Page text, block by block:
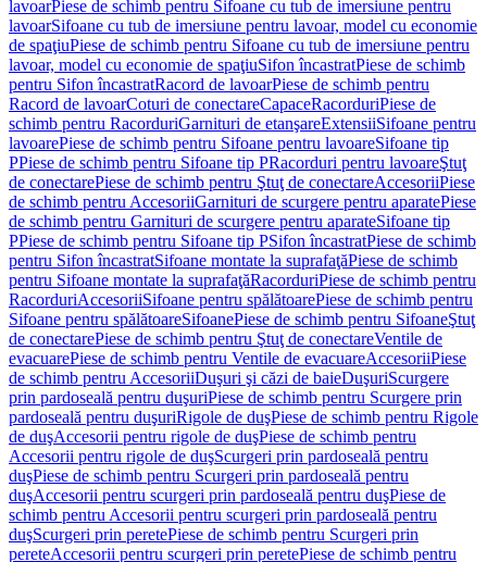
lavoarPiese de schimb pentru Sifoane cu tub de imersiune pentru
lavoarSifoane cu tub de imersiune pentru lavoar, model cu economie
de spaţiuPiese de schimb pentru Sifoane cu tub de imersiune pentru
lavoar, model cu economie de spaţiuSifon încastratPiese de schimb
pentru Sifon încastratRacord de lavoarPiese de schimb pentru
Racord de lavoarCoturi de conectareCapaceRacorduriPiese de
schimb pentru RacorduriGarnituri de etanşareExtensiiSifoane pentru
lavoarePiese de schimb pentru Sifoane pentru lavoareSifoane tip
PPiese de schimb pentru Sifoane tip PRacorduri pentru lavoareŞtuţ
de conectarePiese de schimb pentru Ştuţ de conectareAccesoriiPiese
de schimb pentru AccesoriiGarnituri de scurgere pentru aparatePiese
de schimb pentru Garnituri de scurgere pentru aparateSifoane tip
PPiese de schimb pentru Sifoane tip PSifon încastratPiese de schimb
pentru Sifon încastratSifoane montate la suprafaţăPiese de schimb
pentru Sifoane montate la suprafaţăRacorduriPiese de schimb pentru
RacorduriAccesoriiSifoane pentru spălătoarePiese de schimb pentru
Sifoane pentru spălătoareSifoanePiese de schimb pentru SifoaneŞtuţ
de conectarePiese de schimb pentru Ştuţ de conectareVentile de
evacuarePiese de schimb pentru Ventile de evacuareAccesoriiPiese
de schimb pentru AccesoriiDuşuri şi căzi de baieDuşuriScurgere
prin pardoseală pentru duşuriPiese de schimb pentru Scurgere prin
pardoseală pentru duşuriRigole de duşPiese de schimb pentru Rigole
de duşAccesorii pentru rigole de duşPiese de schimb pentru
Accesorii pentru rigole de duşScurgeri prin pardoseală pentru
duşPiese de schimb pentru Scurgeri prin pardoseală pentru
duşAccesorii pentru scurgeri prin pardoseală pentru duşPiese de
schimb pentru Accesorii pentru scurgeri prin pardoseală pentru
duşScurgeri prin peretePiese de schimb pentru Scurgeri prin
pereteAccesorii pentru scurgeri prin peretePiese de schimb pentru